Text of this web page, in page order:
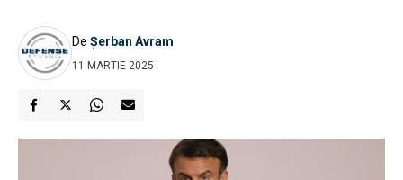
De Șerban Avram
11 MARTIE 2025